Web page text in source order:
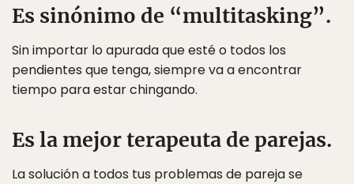
Es sinónimo de “multitasking”.
Sin importar lo apurada que esté o todos los
pendientes que tenga, siempre va a encontrar
tiempo para estar chingando.
Es la mejor terapeuta de parejas.
La solución a todos tus problemas de pareja se